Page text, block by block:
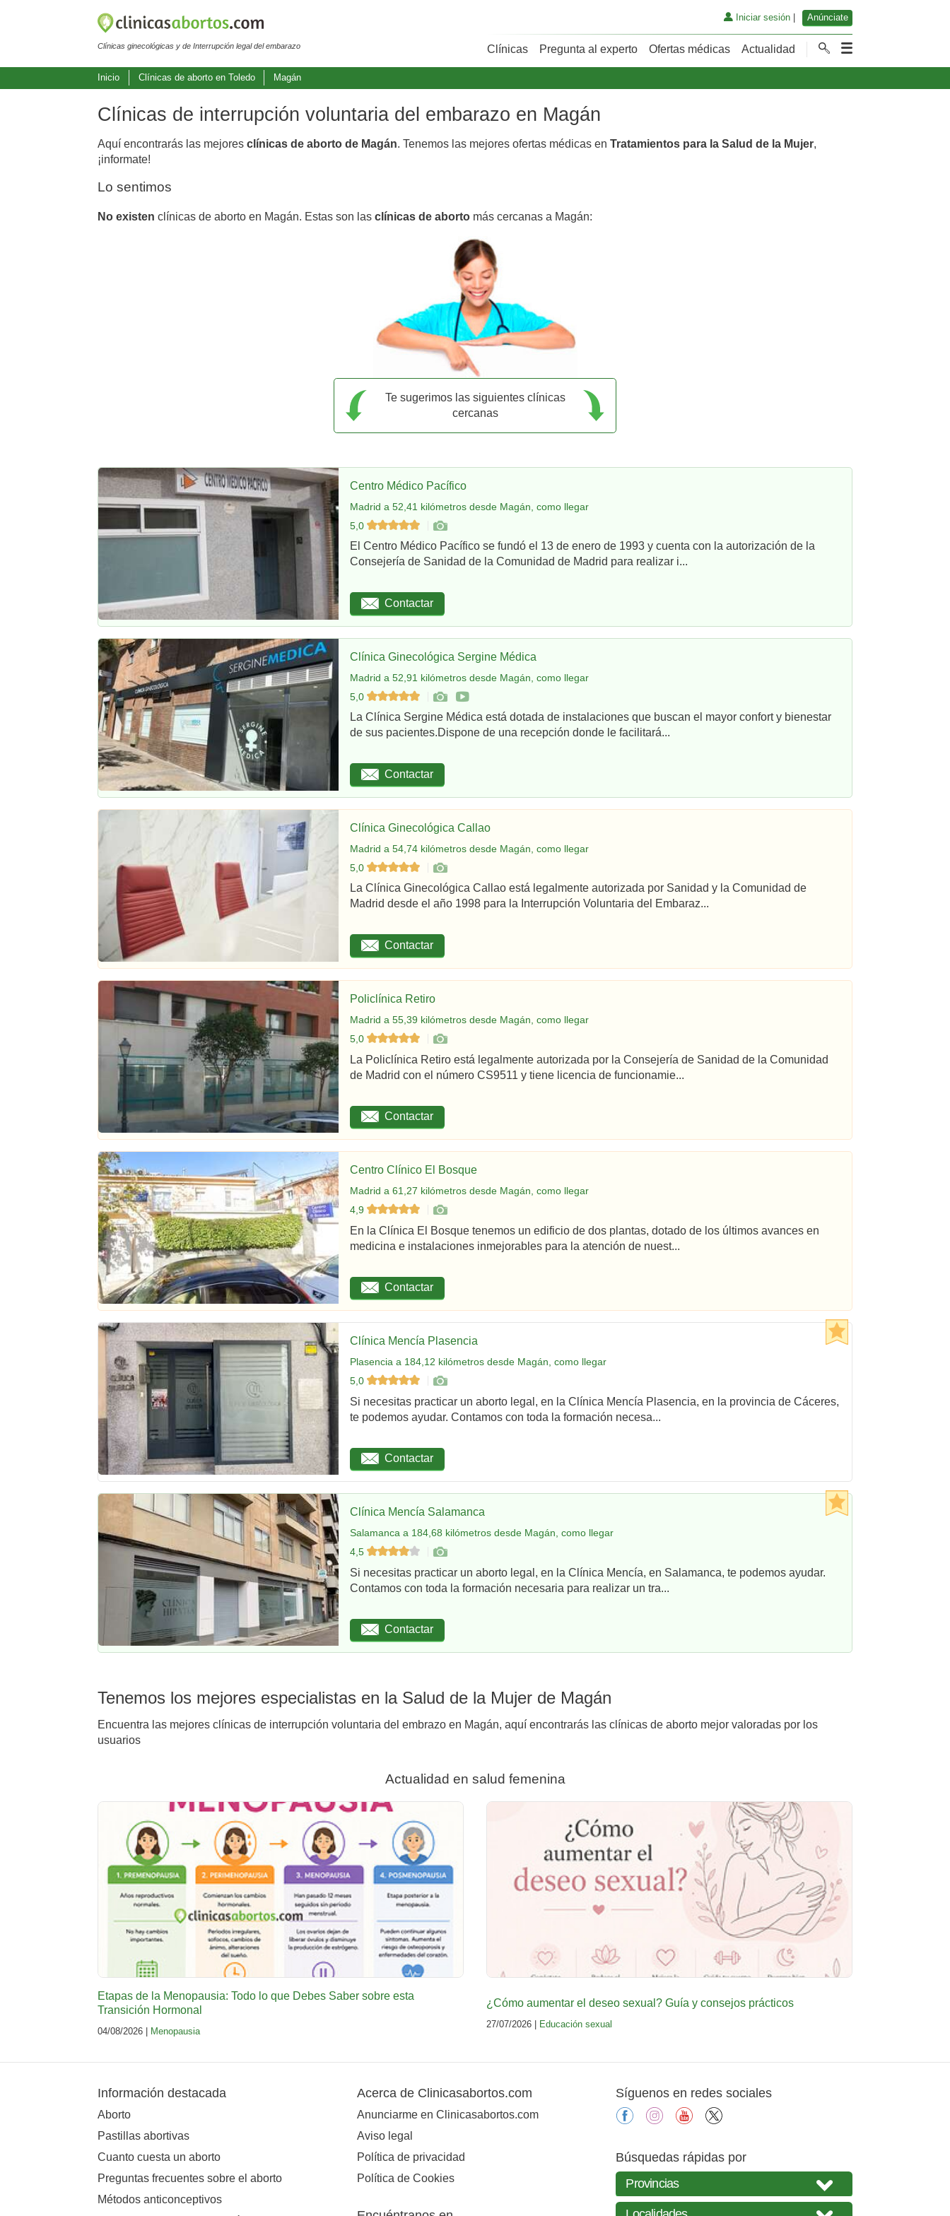
Clínicas ginecológicas y de Interrupción legal del embarazo
Iniciar sesión| Anúnciate
Clínicas Pregunta al experto Ofertas médicas Actualidad
Inicio Clínicas de aborto en Toledo Magán
Clínicas de interrupción voluntaria del embarazo en Magán
Aquí encontrarás las mejores clínicas de aborto de Magán. Tenemos las mejores ofertas médicas en Tratamientos para la Salud de la Mujer,
¡informate!
Lo sentimos
No existen clínicas de aborto en Magán. Estas son las clínicas de aborto más cercanas a Magán:
Te sugerimos las siguientes clínicas
cercanas
Centro Médico Pacífico
Madrid a 52,41 kilómetros desde Magán, como llegar
5,0
El Centro Médico Pacífico se fundó el 13 de enero de 1993 y cuenta con la autorización de la
Consejería de Sanidad de la Comunidad de Madrid para realizar i...
Contactar
Clínica Ginecológica Sergine Médica
Madrid a 52,91 kilómetros desde Magán, como llegar
5,0
La Clínica Sergine Médica está dotada de instalaciones que buscan el mayor confort y bienestar
de sus pacientes.Dispone de una recepción donde le facilitará...
Contactar
Clínica Ginecológica Callao
Madrid a 54,74 kilómetros desde Magán, como llegar
5,0
La Clínica Ginecológica Callao está legalmente autorizada por Sanidad y la Comunidad de
Madrid desde el año 1998 para la Interrupción Voluntaria del Embaraz...
Contactar
Policlínica Retiro
Madrid a 55,39 kilómetros desde Magán, como llegar
5,0
La Policlínica Retiro está legalmente autorizada por la Consejería de Sanidad de la Comunidad
de Madrid con el número CS9511 y tiene licencia de funcionamie...
Contactar
Centro Clínico El Bosque
Madrid a 61,27 kilómetros desde Magán, como llegar
4,9
En la Clínica El Bosque tenemos un edificio de dos plantas, dotado de los últimos avances en
medicina e instalaciones inmejorables para la atención de nuest...
Contactar
Clínica Mencía Plasencia
Plasencia a 184,12 kilómetros desde Magán, como llegar
5,0
Si necesitas practicar un aborto legal, en la Clínica Mencía Plasencia, en la provincia de Cáceres,
te podemos ayudar. Contamos con toda la formación necesa...
Contactar
Clínica Mencía Salamanca
Salamanca a 184,68 kilómetros desde Magán, como llegar
4,5
Si necesitas practicar un aborto legal, en la Clínica Mencía, en Salamanca, te podemos ayudar.
Contamos con toda la formación necesaria para realizar un tra...
Contactar
Tenemos los mejores especialistas en la Salud de la Mujer de Magán
Encuentra las mejores clínicas de interrupción voluntaria del embrazo en Magán, aquí encontrarás las clínicas de aborto mejor valoradas por los
usuarios
Actualidad en salud femenina
Etapas de la Menopausia: Todo lo que Debes Saber sobre esta
Transición Hormonal
04/08/2026 | Menopausia
¿Cómo aumentar el deseo sexual? Guía y consejos prácticos
27/07/2026 | Educación sexual
Información destacada
Aborto
Pastillas abortivas
Cuanto cuesta un aborto
Preguntas frecuentes sobre el aborto
Métodos anticonceptivos
Acerca de Clinicasabortos.com
Anunciarme en Clinicasabortos.com
Aviso legal
Política de privacidad
Política de Cookies
Síguenos en redes sociales
facebookinstagramyoutube
Búsquedas rápidas por